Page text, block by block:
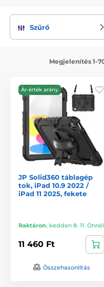
Szűrő
Megjelenítés 1-
Ár-érték arány
JP Solid360 táblagép
tok, iPad 10.9 2022 /
iPad 11 2025, fekete
Raktáron, kedden 8. 11. Önnél
11 460 Ft
Összehasonlítás